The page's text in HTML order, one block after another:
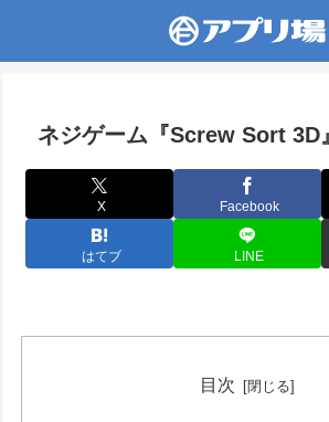
ネジゲーム『Screw Sort 3D
X Facebook
はてブ LINE
目次